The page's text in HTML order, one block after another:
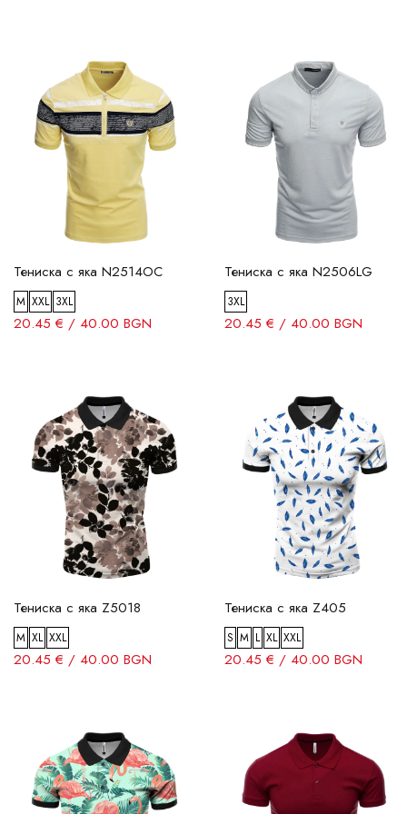
Тениска с яка N2514OC
M XXL 3XL
20.45 € / 40.00 BGN
Тениска с яка N2506LG
3XL
20.45 € / 40.00 BGN
Тениска с яка Z5018
M XL XXL
20.45 € / 40.00 BGN
Тениска с яка Z405
S M L XL XXL
20.45 € / 40.00 BGN